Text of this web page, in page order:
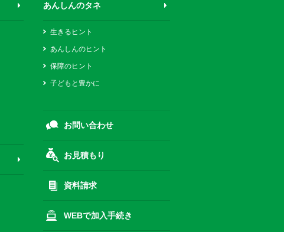
あんしんのタネ
生きるヒント
あんしんのヒント
保障のヒント
子どもと豊かに
お問い合わせ
お見積もり
資料請求
WEBで加入手続き